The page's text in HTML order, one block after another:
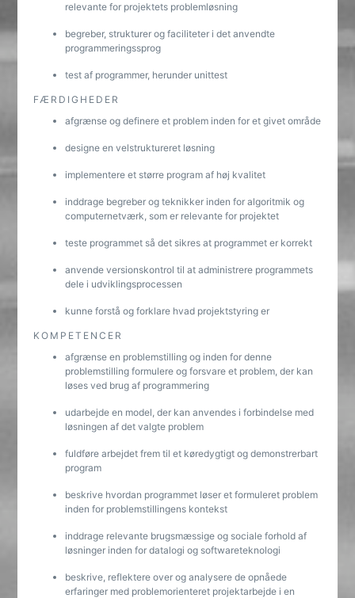
relevante for projektets problemløsning
begreber, strukturer og faciliteter i det anvendte
programmeringssprog
test af programmer, herunder unittest
FÆRDIGHEDER
afgrænse og definere et problem inden for et givet område
designe en velstruktureret løsning
implementere et større program af høj kvalitet
inddrage begreber og teknikker inden for algoritmik og
computernetværk, som er relevante for projektet
teste programmet så det sikres at programmet er korrekt
anvende versionskontrol til at administrere programmets
dele i udviklingsprocessen
kunne forstå og forklare hvad projektstyring er
KOMPETENCER
afgrænse en problemstilling og inden for denne
problemstilling formulere og forsvare et problem, der kan
løses ved brug af programmering
udarbejde en model, der kan anvendes i forbindelse med
løsningen af det valgte problem
fuldføre arbejdet frem til et køredygtigt og demonstrerbart
program
beskrive hvordan programmet løser et formuleret problem
inden for problemstillingens kontekst
inddrage relevante brugsmæssige og sociale forhold af
løsninger inden for datalogi og softwareteknologi
beskrive, reflektere over og analysere de opnåede
erfaringer med problemorienteret projektarbejde i en